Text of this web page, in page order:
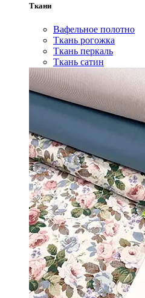
Ткани
Вафельное полотно
Ткань рогожка
Ткань перкаль
Ткань сатин